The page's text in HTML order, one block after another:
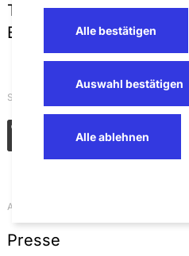
T
+49 621 4257 0
E
info@sza.de
Soziale Netzwerke
Aktuelles
Presse
Alle bestätigen
Auswahl bestätigen
Alle ablehnen